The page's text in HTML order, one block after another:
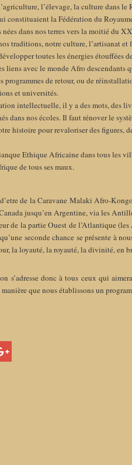
l’élevage, la culture dans le
constituaient la Fédération du
dans nos terres vers la moitié du
traditions, notre culture, l’artisanat
toutes les énergies étouffées
liens avec le monde Afro descendants
programmes de retour, ou de
et universités.
intellectuelle, il y a des mots, des
dans nos écoles. Il faut rénover le
histoire pour revaloriser des figures,
Ethique Africaine dans tous les
de tous ses maux.
de la Caravane Malaki Afro-
jusqu’en Argentine, via les
de la partie Ouest de l’Atlantique
seconde chance se présente à
la loyauté, la royauté, la divinité, en
s’adresse donc à tous ceux qui
que nous établissons un